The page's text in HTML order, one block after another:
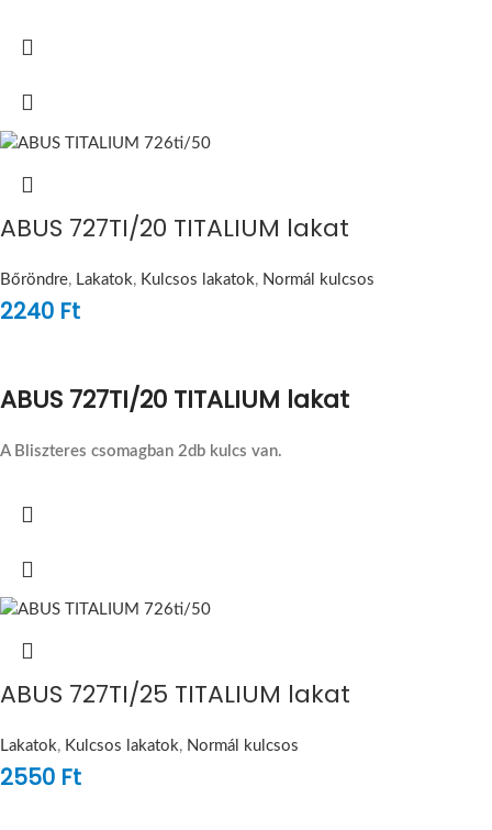
ABUS 727TI/20 TITALIUM lakat
Bőröndre, Lakatok, Kulcsos lakatok, Normál kulcsos
2240 Ft
ABUS 727TI/20 TITALIUM lakat
A Bliszteres csomagban 2db kulcs van.
ABUS 727TI/25 TITALIUM lakat
Lakatok, Kulcsos lakatok, Normál kulcsos
2550 Ft